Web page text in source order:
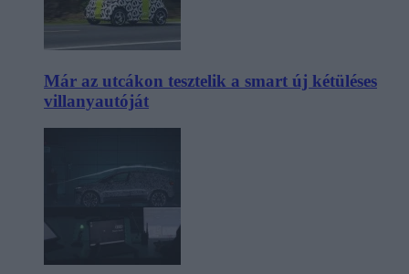
Már az utcákon tesztelik a smart új kétüléses
villanyautóját